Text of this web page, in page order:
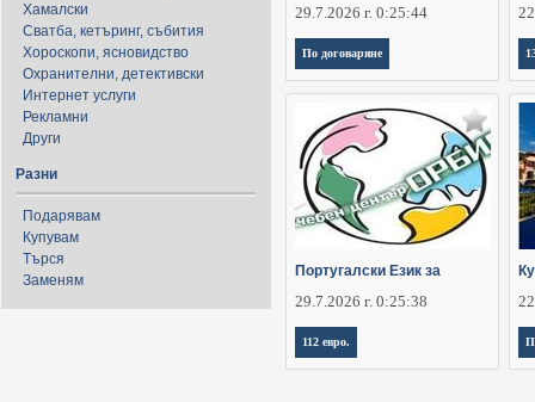
Хамалски
Сватба, кетъринг, събития
Хороскопи, ясновидство
Охранителни, детективски
Интернет услуги
Рекламни
Други
Разни
Подарявам
Купувам
Търся
Заменям
29.7.2026 г. 0:25:44
По договаряне
Португалски Език за
29.7.2026 г. 0:25:38
112 евро.